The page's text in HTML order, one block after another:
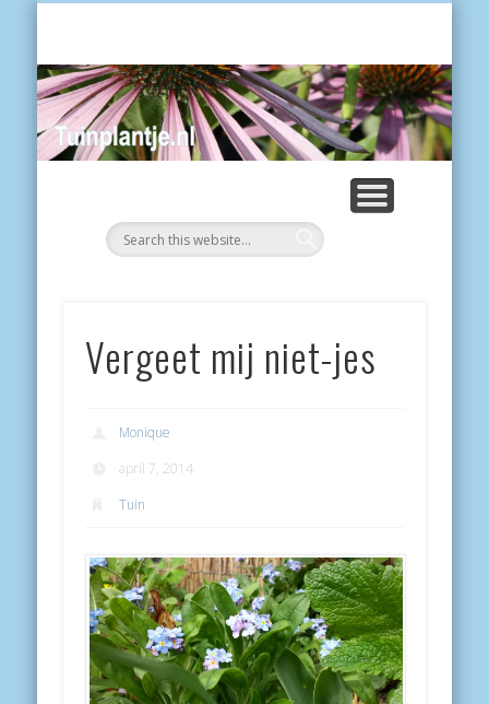
Vergeet mij niet-jes
Monique
april 7, 2014
Tuin